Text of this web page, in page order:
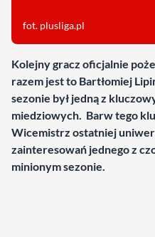
fot. plusliga.pl
Kolejny gracz oficjalnie
razem jest to Bartłomiej
sezonie był jedną z
miedziowych. Barw tego
Wicemistrz ostatniej
zainteresowań jednego z
minionym sezonie.